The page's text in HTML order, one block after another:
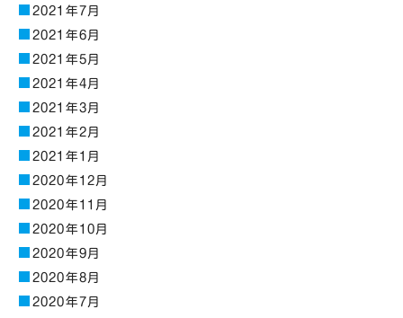
2021年7月
2021年6月
2021年5月
2021年4月
2021年3月
2021年2月
2021年1月
2020年12月
2020年11月
2020年10月
2020年9月
2020年8月
2020年7月